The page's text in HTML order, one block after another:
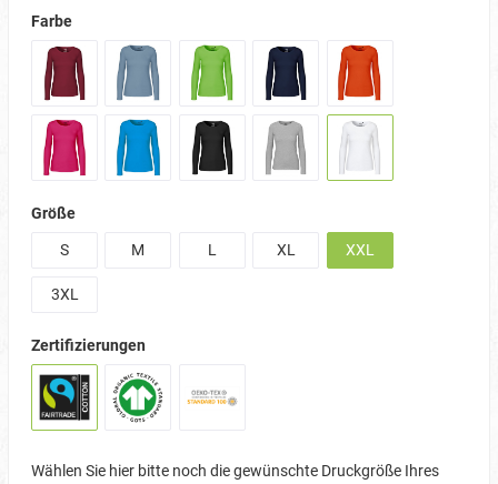
Farbe
Größe
S
M L XL XXL
3XL
Zertifizierungen
Wählen Sie hier bitte noch die gewünschte Druckgröße Ihres